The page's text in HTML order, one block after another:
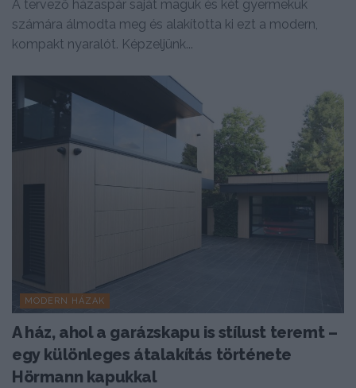
A tervező házaspár saját maguk és két gyermekük
számára álmodta meg és alakította ki ezt a modern,
kompakt nyaralót. Képzeljünk...
MODERN HÁZAK
A ház, ahol a garázskapu is stílust teremt –
egy különleges átalakítás története
Hörmann kapukkal